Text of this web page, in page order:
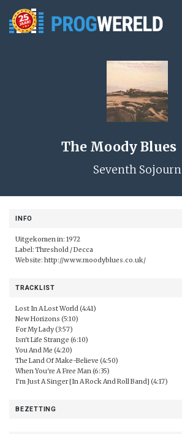
The Moody Blues
Seventh Sojourn
INFO
Uitgekomen in: 1972
Label: Threshold / Decca
Website: http://www.moodyblues.co.uk/
TRACKLIST
Lost In A Lost World (4:41)
New Horizons (5:10)
For My Lady (3:57)
Isn't Life Strange (6:10)
You And Me (4:20)
The Land Of Make-Believe (4:50)
When You're A Free Man (6:35)
I'm Just A Singer [In A Rock And Roll Band] (4:17)
BEZETTING